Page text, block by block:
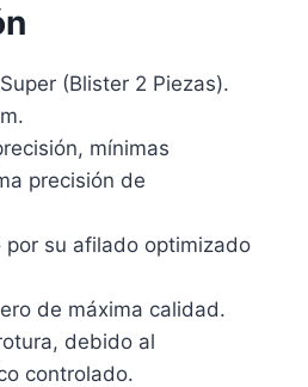
(Blister 2 Piezas).
mínimas
precisión de
por su afilado optimizado
de máxima calidad.
debido al
controlado.